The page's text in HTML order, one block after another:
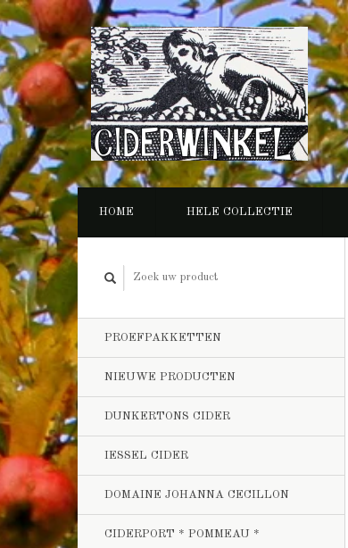
HOME HELE COLLECTIE
PROEFPAKKETTEN
NIEUWE PRODUCTEN
DUNKERTONS CIDER
IESSEL CIDER
DOMAINE JOHANNA CECILLON
CIDERPORT * POMMEAU *